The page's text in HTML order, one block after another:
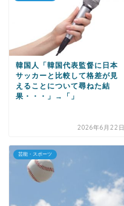
韓国人「韓国代表監督に日本
サッカーと比較して格差が見
えることについて尋ねた結
果・・・」→「」
2026年6月22日
芸能・スポーツ